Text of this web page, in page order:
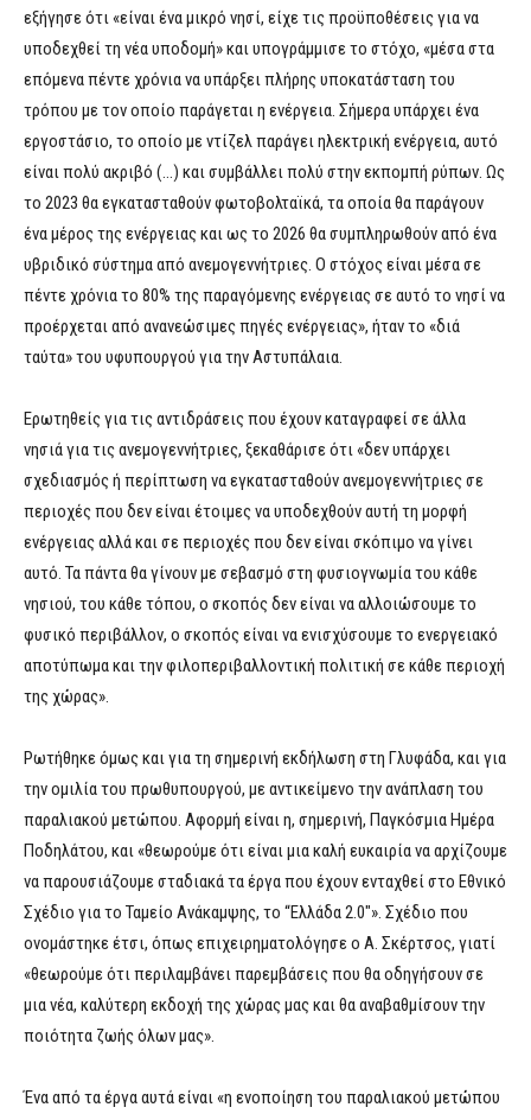
εξήγησε ότι «είναι ένα μικρό νησί, είχε τις προϋποθέσεις για να
υποδεχθεί τη νέα υποδομή» και υπογράμμισε το στόχο, «μέσα στα
επόμενα πέντε χρόνια να υπάρξει πλήρης υποκατάσταση του
τρόπου με τον οποίο παράγεται η ενέργεια. Σήμερα υπάρχει ένα
εργοστάσιο, το οποίο με ντίζελ παράγει ηλεκτρική ενέργεια, αυτό
είναι πολύ ακριβό (…) και συμβάλλει πολύ στην εκπομπή ρύπων. Ως
το 2023 θα εγκατασταθούν φωτοβολταϊκά, τα οποία θα παράγουν
ένα μέρος της ενέργειας και ως το 2026 θα συμπληρωθούν από ένα
υβριδικό σύστημα από ανεμογεννήτριες. Ο στόχος είναι μέσα σε
πέντε χρόνια το 80% της παραγόμενης ενέργειας σε αυτό το νησί να
προέρχεται από ανανεώσιμες πηγές ενέργειας», ήταν το «διά
ταύτα» του υφυπουργού για την Αστυπάλαια.
Ερωτηθείς για τις αντιδράσεις που έχουν καταγραφεί σε άλλα
νησιά για τις ανεμογεννήτριες, ξεκαθάρισε ότι «δεν υπάρχει
σχεδιασμός ή περίπτωση να εγκατασταθούν ανεμογεννήτριες σε
περιοχές που δεν είναι έτοιμες να υποδεχθούν αυτή τη μορφή
ενέργειας αλλά και σε περιοχές που δεν είναι σκόπιμο να γίνει
αυτό. Τα πάντα θα γίνουν με σεβασμό στη φυσιογνωμία του κάθε
νησιού, του κάθε τόπου, ο σκοπός δεν είναι να αλλοιώσουμε το
φυσικό περιβάλλον, ο σκοπός είναι να ενισχύσουμε το ενεργειακό
αποτύπωμα και την φιλοπεριβαλλοντική πολιτική σε κάθε περιοχή
της χώρας».
Ρωτήθηκε όμως και για τη σημερινή εκδήλωση στη Γλυφάδα, και για
την ομιλία του πρωθυπουργού, με αντικείμενο την ανάπλαση του
παραλιακού μετώπου. Αφορμή είναι η, σημερινή, Παγκόσμια Ημέρα
Ποδηλάτου, και «θεωρούμε ότι είναι μια καλή ευκαιρία να αρχίζουμε
να παρουσιάζουμε σταδιακά τα έργα που έχουν ενταχθεί στο Εθνικό
Σχέδιο για το Ταμείο Ανάκαμψης, το “Ελλάδα 2.0″». Σχέδιο που
ονομάστηκε έτσι, όπως επιχειρηματολόγησε ο Α. Σκέρτσος, γιατί
«θεωρούμε ότι περιλαμβάνει παρεμβάσεις που θα οδηγήσουν σε
μια νέα, καλύτερη εκδοχή της χώρας μας και θα αναβαθμίσουν την
ποιότητα ζωής όλων μας».
Ένα από τα έργα αυτά είναι «η ενοποίηση του παραλιακού μετώπου